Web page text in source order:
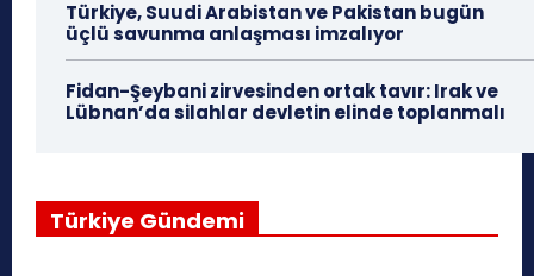
Türkiye, Suudi Arabistan ve Pakistan bugün
üçlü savunma anlaşması imzalıyor
Fidan-Şeybani zirvesinden ortak tavır: Irak ve
Lübnan’da silahlar devletin elinde toplanmalı
Türkiye Gündemi